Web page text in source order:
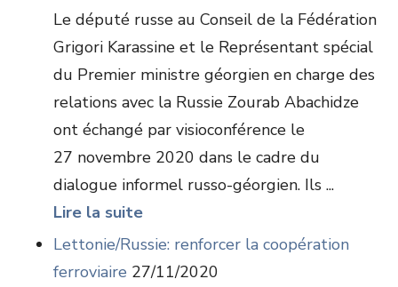
Le député russe au Conseil de la Fédération
Grigori Karassine et le Représentant spécial
du Premier ministre géorgien en charge des
relations avec la Russie Zourab Abachidze
ont échangé par visioconférence le
27 novembre 2020 dans le cadre du
dialogue informel russo-géorgien. Ils ...
Lire la suite
Lettonie/Russie: renforcer la coopération
ferroviaire 27/11/2020